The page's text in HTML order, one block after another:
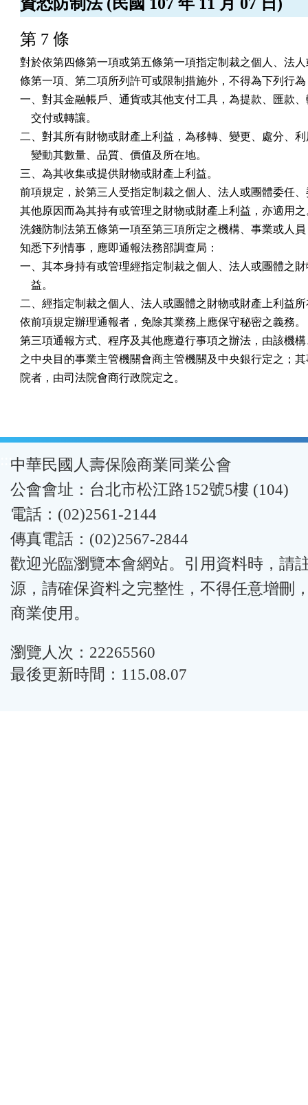
第 7 條
對於依第四條第一項或第五條第一項指定制裁之個人、法
條第一項、第二項所列許可或限制措施外，不得為下列行為
一、對其金融帳戶、通貨或其他支付工具，為提款、匯款
    交付或轉讓。
二、對其所有財物或財產上利益，為移轉、變更、處分、
    變動其數量、品質、價值及所在地。
三、為其收集或提供財物或財產上利益。
前項規定，於第三人受指定制裁之個人、法人或團體委任
其他原因而為其持有或管理之財物或財產上利益，亦適用之
洗錢防制法第五條第一項至第三項所定之機構、事業或人
知悉下列情事，應即通報法務部調查局：
一、其本身持有或管理經指定制裁之個人、法人或團體之
    益。
二、經指定制裁之個人、法人或團體之財物或財產上利益
依前項規定辦理通報者，免除其業務上應保守秘密之義務。
第三項通報方式、程序及其他應遵行事項之辦法，由該機
之中央目的事業主管機關會商主管機關及中央銀行定之；
院者，由司法院會商行政院定之。
:::中華民國人壽保險商業同業公會
公會會址：台北市松江路152號5樓 (104)
電話：(02)2561-2144
傳真電話：(02)2567-2844
歡迎光臨瀏覽本會網站。引用資料時，請
源，請確保資料之完整性，不得任意增刪
商業使用。
瀏覽人次：22265560
最後更新時間：115.08.07